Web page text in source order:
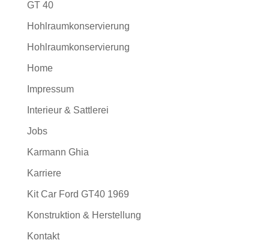
GT 40
Hohlraumkonservierung
Hohlraumkonservierung
Home
Impressum
Interieur & Sattlerei
Jobs
Karmann Ghia
Karriere
Kit Car Ford GT40 1969
Konstruktion & Herstellung
Kontakt